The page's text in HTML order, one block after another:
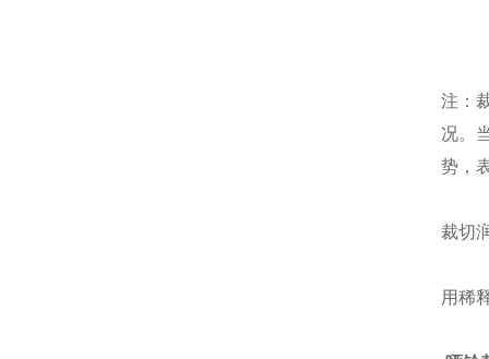
注：
况。
势，
裁切
用稀